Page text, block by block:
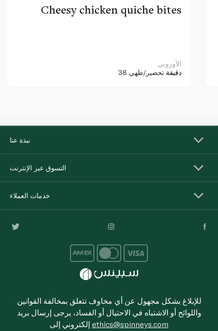
Cheesy chicken quiche bites
الأوروبي
38 دقيقة تحضير/طهي
نبذة عنا
التسوق عبر الإنترنت
خدمات العملاء
للإبلاغ بشكل مجهول عن أي مخاوف تتعلق بمخالفة القوانين
واللوائح أو الاشتباه في الاحتيال أو الفساد، يرجى إرسال بريد
ethics@spinneys.com